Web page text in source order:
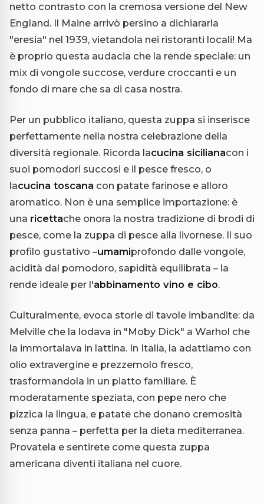
netto contrasto con la cremosa versione del New
England. Il Maine arrivò persino a dichiararla
"eresia" nel 1939, vietandola nei ristoranti locali! Ma
è proprio questa audacia che la rende speciale: un
mix di vongole succose, verdure croccanti e un
fondo di mare che sa di casa nostra.
Per un pubblico italiano, questa zuppa si inserisce
perfettamente nella nostra celebrazione della
diversità regionale. Ricorda lacucina sicilianacon i
suoi pomodori succosi e il pesce fresco, o
lacucina toscana con patate farinose e alloro
aromatico. Non è una semplice importazione: è
una ricettache onora la nostra tradizione di brodi di
pesce, come la zuppa di pesce alla livornese. Il suo
profilo gustativo –umamiprofondo dalle vongole,
acidità dal pomodoro, sapidità equilibrata – la
rende ideale per l'abbinamento vino e cibo.
Culturalmente, evoca storie di tavole imbandite: da
Melville che la lodava in "Moby Dick" a Warhol che
la immortalava in lattina. In Italia, la adattiamo con
olio extravergine e prezzemolo fresco,
trasformandola in un piatto familiare. È
moderatamente speziata, con pepe nero che
pizzica la lingua, e patate che donano cremosità
senza panna – perfetta per la dieta mediterranea.
Provatela e sentirete come questa zuppa
americana diventi italiana nel cuore.